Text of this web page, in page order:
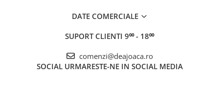
DATE COMERCIALE
SUPORT CLIENTI 9⁰⁰ - 18⁰⁰
comenzi@deajoaca.ro
SOCIAL URMARESTE-NE IN SOCIAL MEDIA